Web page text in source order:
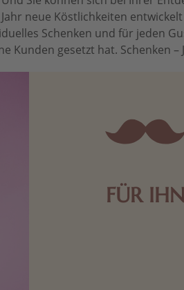
neue Köstlichkeiten
Schenken und für jeden
Kunden gesetzt hat. Schenken –
FÜR IHN